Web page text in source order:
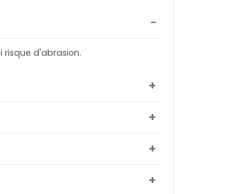
d'abrasion.